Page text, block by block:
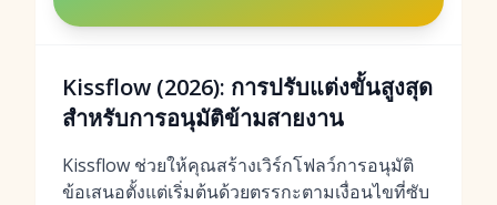
Kissflow (2026): การปรับแต่งขั้นสูงสุด
สำหรับการอนุมัติข้ามสายงาน
Kissflow ช่วยให้คุณสร้างเวิร์กโฟลว์การอนุมัติ
ข้อเสนอตั้งแต่เริ่มต้นด้วยตรรกะตามเงื่อนไขที่ซับ